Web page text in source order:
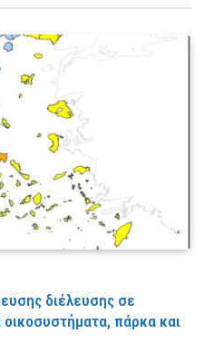
διέλευσης σε
οικοσυστήματα, πάρκα και